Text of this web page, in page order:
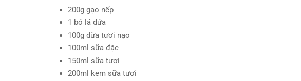
200g gạo nếp
1 bó lá dứa
100g dừa tươi nạo
100ml sữa đặc
150ml sữa tươi
200ml kem sữa tươi